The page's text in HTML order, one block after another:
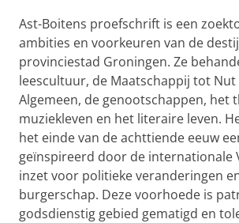
Ast-Boitens proefschrift is een
ambities en voorkeuren van de
provinciestad Groningen. Ze
leescultuur, de Maatschappij tot Nut
Algemeen, de genootschappen, het
muziekleven en het literaire leven.
het einde van de achttiende eeuw
geïnspireerd door de internationale
inzet voor politieke veranderingen
burgerschap. Deze voorhoede is
godsdienstig gebied gematigd en